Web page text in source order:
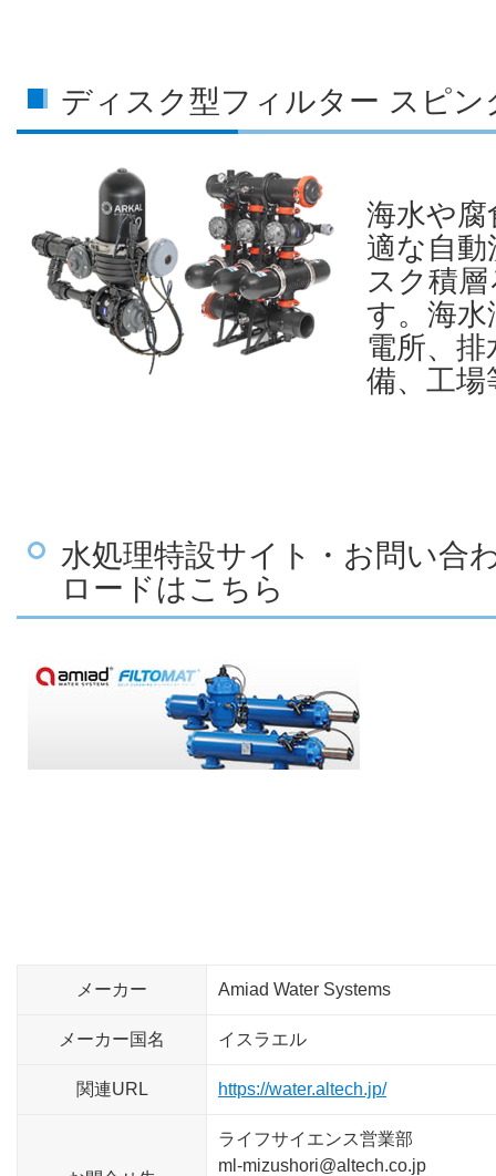
ディスク型フィルター スピン
海水や
適な自
スク積
す。海
電所、
備、工場
水処理特設サイト・お問い合
ロードはこちら
メーカー Amiad Water Systems
メーカー国名 イスラエル
関連URL https://water.altech.jp/
ライフサイエンス営業部
ml-mizushori@altech.co.jp